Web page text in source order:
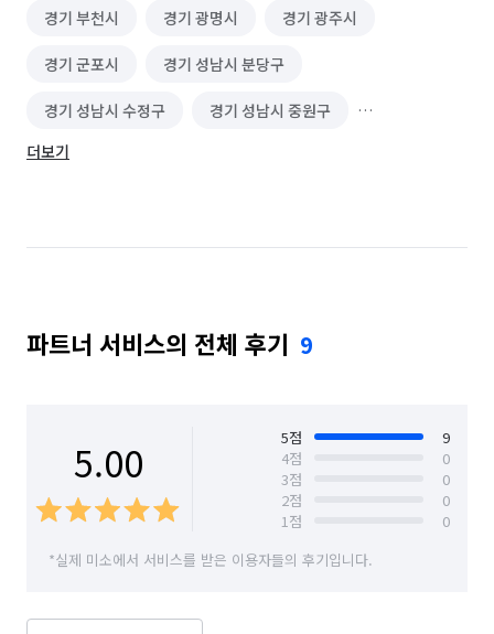
경기 부천시 경기 광명시 경기 광주시
경기 군포시 경기 성남시 분당구
경기 성남시 수정구 경기 성남시 중원구
경기 수원시 권선구
경기 시흥시 경기 안산시 단원구
경기 안양시 동안구 경기 안양시 만안구
경기 용인시 처인구
경기 의왕시 경기 평택시
경기 화성시 서울 강동구 서울 송파구
경기 화성시 동탄구 경기 화성시 효행구
경기 화성시 만세구
더보기
파트너 서비스의 전체 후기 9
5.00 5점
9
4점
0
3점
0
2점
0
1점
0
*실제 미소에서 서비스를 받은 이용자들의 후기입니다.